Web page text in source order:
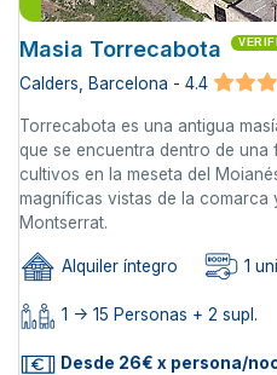
Masia Torrecabota
Calders, Barcelona - 4.4
Torrecabota es una antigua
que se encuentra dentro de una
cultivos en la meseta del
magníficas vistas de la comarca
Montserrat.
Alquiler íntegro 1
1 -> 15 Personas + 2 supl.
Desde 26€ x persona/